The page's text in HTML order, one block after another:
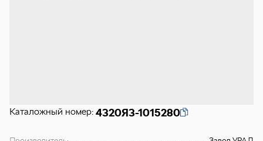
Каталожный номер: 4320Я3-1015280